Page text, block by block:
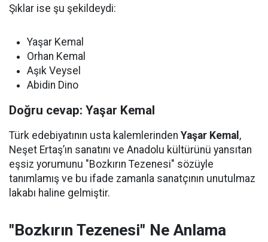
Şıklar ise şu şekildeydi:
Yaşar Kemal
Orhan Kemal
Aşık Veysel
Abidin Dino
Doğru cevap: Yaşar Kemal
Türk edebiyatının usta kalemlerinden Yaşar Kemal ,
Neşet Ertaş’ın sanatını ve Anadolu kültürünü yansıtan
eşsiz yorumunu "Bozkırın Tezenesi" sözüyle
tanımlamış ve bu ifade zamanla sanatçının unutulmaz
lakabı haline gelmiştir.
"Bozkırın Tezenesi" Ne Anlama